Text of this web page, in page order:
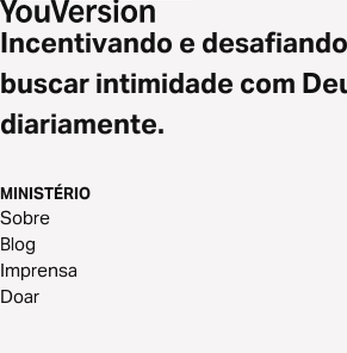
Incentivando e
buscar intimidade com
diariamente.
MINISTÉRIO
Sobre
Blog
Imprensa
Doar